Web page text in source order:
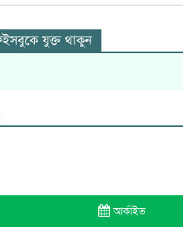
যুক্ত থাকুন
আর্কাইভ